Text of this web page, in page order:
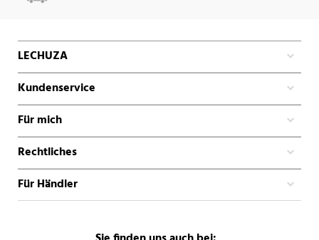
LECHUZA
Kundenservice
Für mich
Rechtliches
Für Händler